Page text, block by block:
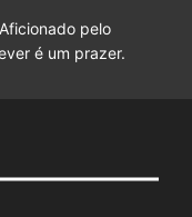
pelo
é um prazer.